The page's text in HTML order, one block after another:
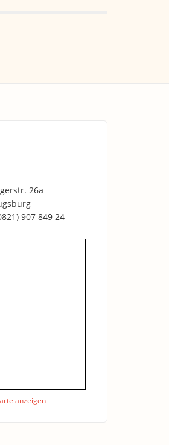
26a
907 849 24
anzeigen